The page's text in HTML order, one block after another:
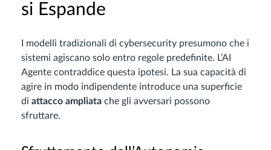
si Espande
I modelli tradizionali di cybersecurity presumono che i
sistemi agiscano solo entro regole predefinite. L’AI
Agente contraddice questa ipotesi. La sua capacità di
agire in modo indipendente introduce una superficie
di attacco ampliata che gli avversari possono
sfruttare.